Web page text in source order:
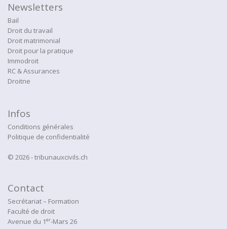
Newsletters
Bail
Droit du travail
Droit matrimonial
Droit pour la pratique
Immodroit
RC & Assurances
Droitne
Infos
Conditions générales
Politique de confidentialité
© 2026 - tribunauxcivils.ch
Contact
Secrétariat – Formation
Faculté de droit
Avenue du 1er-Mars 26